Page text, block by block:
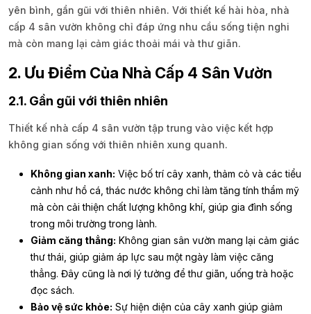
yên bình, gần gũi với thiên nhiên. Với thiết kế hài hòa, nhà
cấp 4 sân vườn không chỉ đáp ứng nhu cầu sống tiện nghi
mà còn mang lại cảm giác thoải mái và thư giãn.
2. Ưu Điểm Của Nhà Cấp 4 Sân Vườn
2.1. Gần gũi với thiên nhiên
Thiết kế nhà cấp 4 sân vườn tập trung vào việc kết hợp
không gian sống với thiên nhiên xung quanh.
Không gian xanh: Việc bố trí cây xanh, thảm cỏ và các tiểu
cảnh như hồ cá, thác nước không chỉ làm tăng tính thẩm mỹ
mà còn cải thiện chất lượng không khí, giúp gia đình sống
trong môi trường trong lành.
Giảm căng thẳng: Không gian sân vườn mang lại cảm giác
thư thái, giúp giảm áp lực sau một ngày làm việc căng
thẳng. Đây cũng là nơi lý tưởng để thư giãn, uống trà hoặc
đọc sách.
Bảo vệ sức khỏe: Sự hiện diện của cây xanh giúp giảm